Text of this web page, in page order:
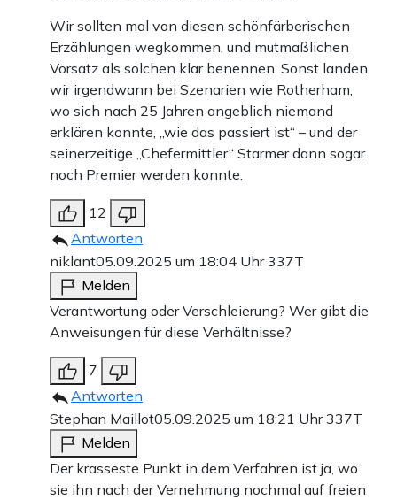
Wir sollten mal von diesen schönfärberischen
Erzählungen wegkommen, und mutmaßlichen
Vorsatz als solchen klar benennen. Sonst landen
wir irgendwann bei Szenarien wie Rotherham,
wo sich nach 25 Jahren angeblich niemand
erklären konnte, „wie das passiert ist“ – und der
seinerzeitige „Chefermittler“ Starmer dann sogar
noch Premier werden konnte.
12
Antworten
niklant05.09.2025 um 18:04 Uhr337T
Melden
Verantwortung oder Verschleierung? Wer gibt die
Anweisungen für diese Verhältnisse?
7
Antworten
Stephan Maillot05.09.2025 um 18:21 Uhr337T
Melden
Der krasseste Punkt in dem Verfahren ist ja, wo
sie ihn nach der Vernehmung nochmal auf freien